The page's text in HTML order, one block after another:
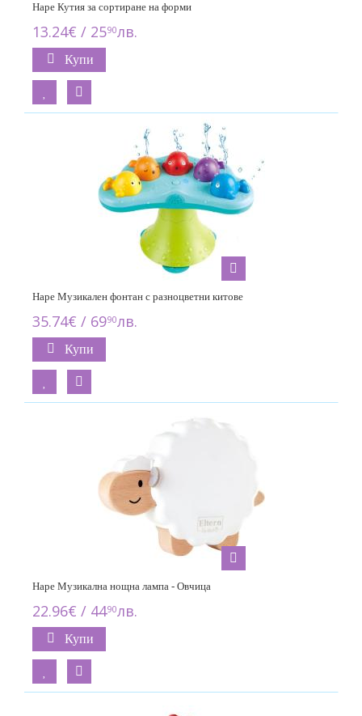
Hape Кутия за сортиране на форми
13.24€ / 2590лв.
Купи
Hape Музикален фонтан с разноцветни китове
35.74€ / 6990лв.
Купи
Hape Музикална нощна лампа - Овчица
22.96€ / 4490лв.
Купи